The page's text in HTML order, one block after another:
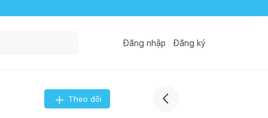
Đăng nhập Đăng ký
Theo dõi